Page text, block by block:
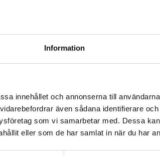
Information
innehållet och annonserna till
även sådana identifierare
som vi samarbetar med. Dessa
eller som de har samlat in när du har